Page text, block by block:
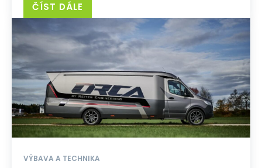
ČÍST DÁLE
VÝBAVA A TECHNIKA